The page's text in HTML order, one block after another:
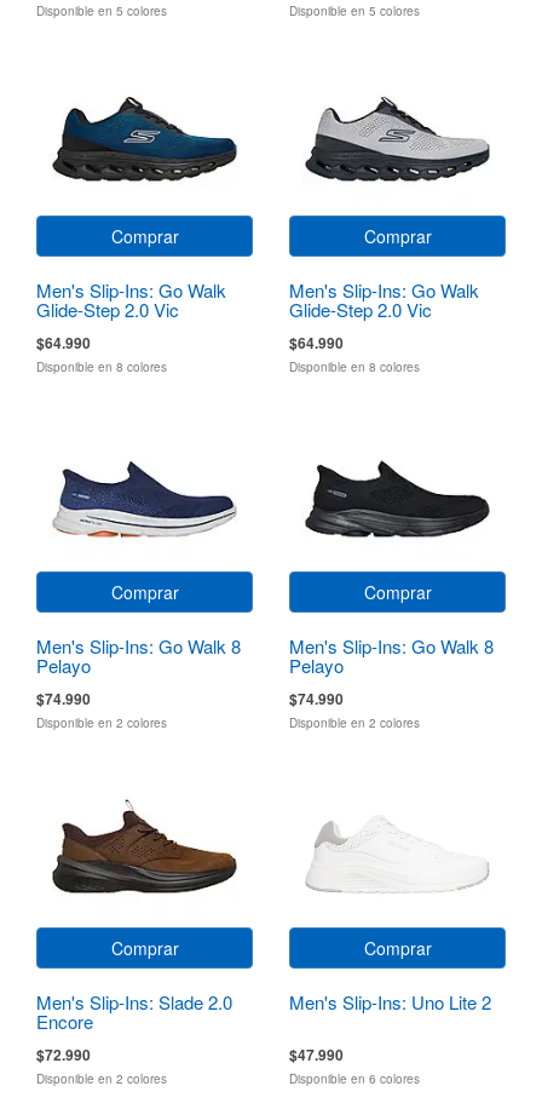
Disponible en 5 colores Disponible en 5 colores
Comprar
Men's Slip-Ins: Go Walk
Glide-Step 2.0 Vic
$64.990
Disponible en 8 colores
Comprar
Men's Slip-Ins: Go Walk
Glide-Step 2.0 Vic
$64.990
Disponible en 8 colores
Comprar
Men's Slip-Ins: Go Walk 8
Pelayo
$74.990
Disponible en 2 colores
Comprar
Men's Slip-Ins: Go Walk 8
Pelayo
$74.990
Disponible en 2 colores
Comprar
Men's Slip-Ins: Slade 2.0
Encore
$72.990
Disponible en 2 colores
Comprar
Men's Slip-Ins: Uno Lite 2
$47.990
Disponible en 6 colores